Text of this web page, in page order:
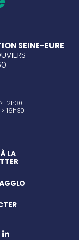
SEINE-EURE
12h30
16h30
LA